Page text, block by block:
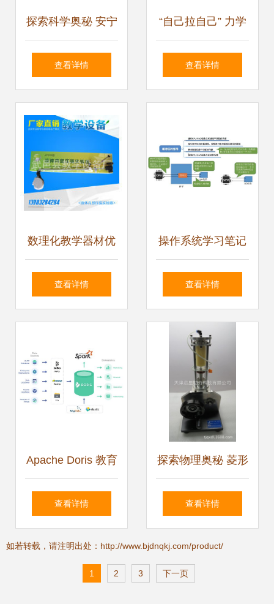
探索科学奥秘 安宁
科教81208榨汁器
中的应用
查看详情
“自己拉自己” 力学
科技馆中的经典数
查看详情
数理化教学器材优
质商家置顶推荐 |
产品盘点
查看详情
操作系统学习笔记
第六章 设备管理
查看详情
Apache Doris 教育
大数据产品的利器
查看详情
探索物理奥秘 菱形
热气机模型与数理
查看详情
如若转载，请注明出处：http://www.bjdnqkj.com/product/
1 2 3 下一页